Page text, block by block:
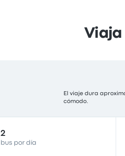
Viaja
El viaje dura
cómodo.
2
bus por día